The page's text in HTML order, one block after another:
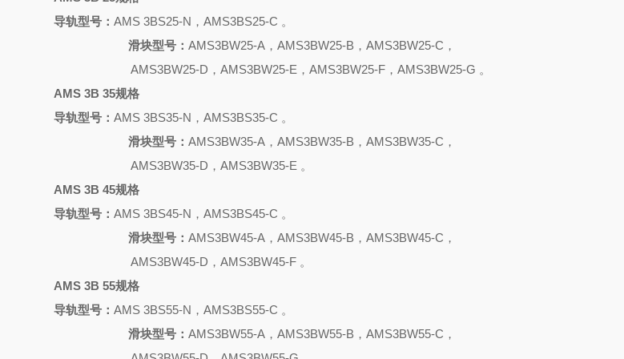
导轨型号：AMS 3BS25-N，AMS3BS25-C 。
滑块型号：AMS3BW25-A，AMS3BW25-B，AMS3BW25-C，
AMS3BW25-D，AMS3BW25-E，AMS3BW25-F，AMS3BW25-G 。
AMS 3B 35规格
导轨型号：AMS 3BS35-N，AMS3BS35-C 。
滑块型号：AMS3BW35-A，AMS3BW35-B，AMS3BW35-C，
AMS3BW35-D，AMS3BW35-E 。
AMS 3B 45规格
导轨型号：AMS 3BS45-N，AMS3BS45-C 。
滑块型号：AMS3BW45-A，AMS3BW45-B，AMS3BW45-C，
AMS3BW45-D，AMS3BW45-F 。
AMS 3B 55规格
导轨型号：AMS 3BS55-N，AMS3BS55-C 。
滑块型号：AMS3BW55-A，AMS3BW55-B，AMS3BW55-C，